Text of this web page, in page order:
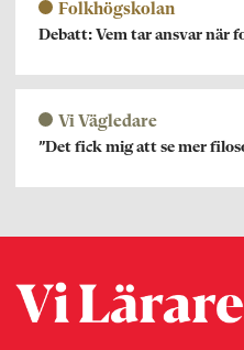
Folkhögskolan
Debatt: Vem tar ansvar när
Vi Vägledare
”Det fick mig att se mer